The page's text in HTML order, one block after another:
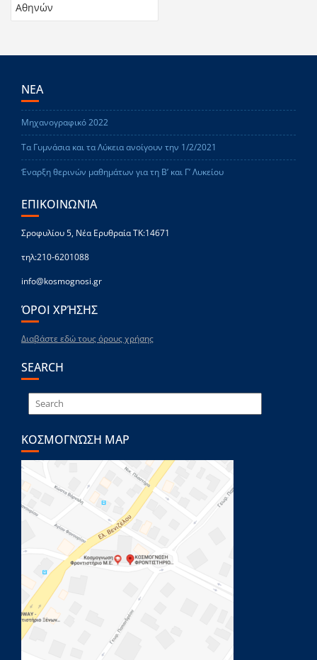
Αθηνών
ΝΕΑ
Μηχανογραφικό 2022
Τα Γυμνάσια και τα Λύκεια ανοίγουν την 1/2/2021
Έναρξη θερινών μαθημάτων για τη Β’ και Γ’ Λυκείου
ΕΠΙΚΟΙΝΩΝΊΑ
Σροφυλίου 5, Νέα Ερυθραία ΤΚ:14671
τηλ:210-6201088
info@kosmognosi.gr
ΌΡΟΙ ΧΡΉΣΗΣ
Διαβάστε εδώ τους όρους χρήσης
SEARCH
ΚΟΣΜΟΓΝΏΣΗ MAP